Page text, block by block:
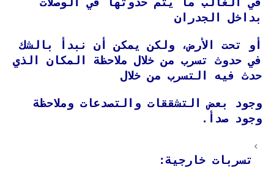
في الغالب ما يتم حدوثها في الوصلات
بداخل الجدران
أو تحت الأرض، ولكن يمكن أن نبدأ بالشك
في حدوث تسرب من خلال ملاحظة المكان الذي
حدث فيه التسرب من خلال
وجود بعض التشققات والتصدعات وملاحظة
وجود صدأ.
تسربات خارجية: